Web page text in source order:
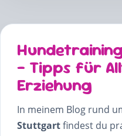
– Tipps für
Erziehung
In meinem Blog rund
Stuttgartfindest du